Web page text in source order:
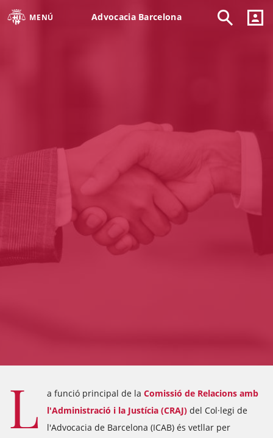
MENÚ Advocacia Barcelona
L a funció principal de la Comissió de Relacions amb
l'Administració i la Justícia (CRAJ) del Col·legi de
l'Advocacia de Barcelona (ICAB) és vetllar per